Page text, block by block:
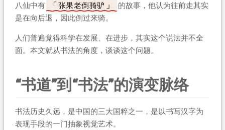
八仙中有 张果老倒骑驴
的故事，他认为往前走其实
是在向后退，因此倒过来骑。
人们普遍觉得科学在发展、在进步，其实这个说法并不全
面。本文就从书法的角度，谈谈这个问题。
“书道”到“书法”的演变脉络
书法历史久远，是中国的三大国粹之一，是以书写汉字为
表现手段的一门抽象视觉艺术。